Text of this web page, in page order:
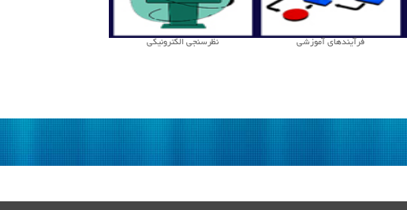
فرآیندهای آموزشی نظرسنجی الکترونیکی